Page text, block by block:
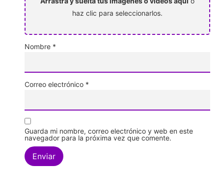
haz clic para seleccionarlos.
Nombre *
Correo electrónico *
Guarda mi nombre, correo electrónico y web en este
navegador para la próxima vez que comente.